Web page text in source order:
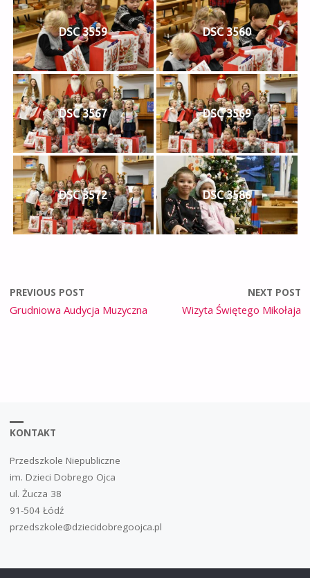
DSC 3559 DSC 3560
DSC 3567 DSC 3569
DSC 3572 DSC 3586
PREVIOUS POST
Grudniowa Audycja Muzyczna
NEXT POST
Wizyta Świętego Mikołaja
KONTAKT
Przedszkole Niepubliczne
im. Dzieci Dobrego Ojca
ul. Żucza 38
91-504 Łódź
przedszkole@dziecidobregoojca.pl